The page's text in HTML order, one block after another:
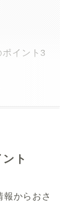
イント3
ト
からおさ